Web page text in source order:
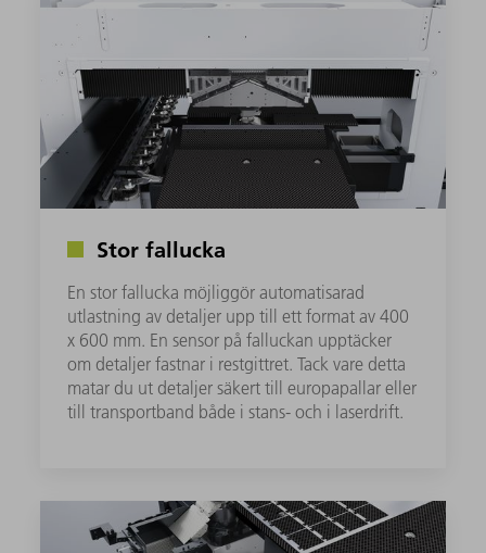
Stor fallucka
En stor fallucka möjliggör automatisarad
utlastning av detaljer upp till ett format av 400
x 600 mm. En sensor på falluckan upptäcker
om detaljer fastnar i restgittret. Tack vare detta
matar du ut detaljer säkert till europapallar eller
till transportband både i stans- och i laserdrift.